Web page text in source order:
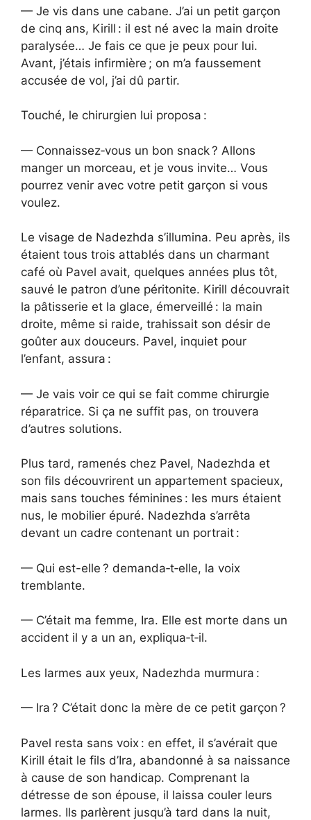
— Je vis dans une cabane. J’ai un petit garçon
de cinq ans, Kirill : il est né avec la main droite
paralysée… Je fais ce que je peux pour lui.
Avant, j’étais infirmière ; on m’a faussement
accusée de vol, j’ai dû partir.
Touché, le chirurgien lui proposa :
— Connaissez‑vous un bon snack ? Allons
manger un morceau, et je vous invite… Vous
pourrez venir avec votre petit garçon si vous
voulez.
Le visage de Nadezhda s’illumina. Peu après, ils
étaient tous trois attablés dans un charmant
café où Pavel avait, quelques années plus tôt,
sauvé le patron d’une péritonite. Kirill découvrait
la pâtisserie et la glace, émerveillé : la main
droite, même si raide, trahissait son désir de
goûter aux douceurs. Pavel, inquiet pour
l’enfant, assura :
— Je vais voir ce qui se fait comme chirurgie
réparatrice. Si ça ne suffit pas, on trouvera
d’autres solutions.
Plus tard, ramenés chez Pavel, Nadezhda et
son fils découvrirent un appartement spacieux,
mais sans touches féminines : les murs étaient
nus, le mobilier épuré. Nadezhda s’arrêta
devant un cadre contenant un portrait :
— Qui est-elle ? demanda‑t‑elle, la voix
tremblante.
— C’était ma femme, Ira. Elle est morte dans un
accident il y a un an, expliqua‑t‑il.
Les larmes aux yeux, Nadezhda murmura :
— Ira ? C’était donc la mère de ce petit garçon ?
Pavel resta sans voix : en effet, il s’avérait que
Kirill était le fils d’Ira, abandonné à sa naissance
à cause de son handicap. Comprenant la
détresse de son épouse, il laissa couler leurs
larmes. Ils parlèrent jusqu’à tard dans la nuit,